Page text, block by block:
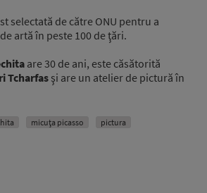
selectată de către ONU pentru a
artă în peste 100 de ţări.
are 30 de ani, este căsătorită
Tcharfas şi are un atelier de pictură în
micuţa picasso pictura